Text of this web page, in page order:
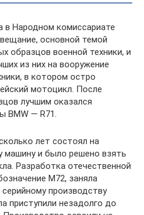
в Народном комиссариате
основной темой
образцов военной техники, и
из них на вооружение
в котором остро
мотоцикл. После
лучшим оказался
BMW — R71.
лет состоял на
машину и было решено взять
Разработка отечественной
М72, заняла
производству
приступили незадолго до